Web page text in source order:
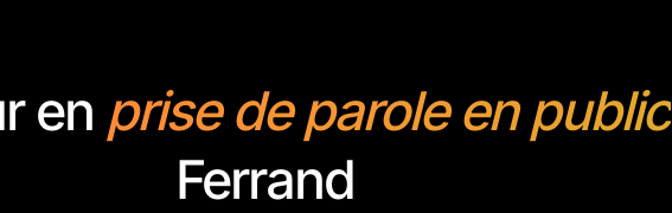
en prise de parole en public
Ferrand